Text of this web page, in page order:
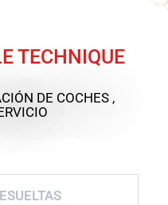
TECHNIQUE
DE COCHES ,